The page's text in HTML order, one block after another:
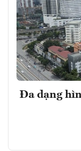
Đa dạng